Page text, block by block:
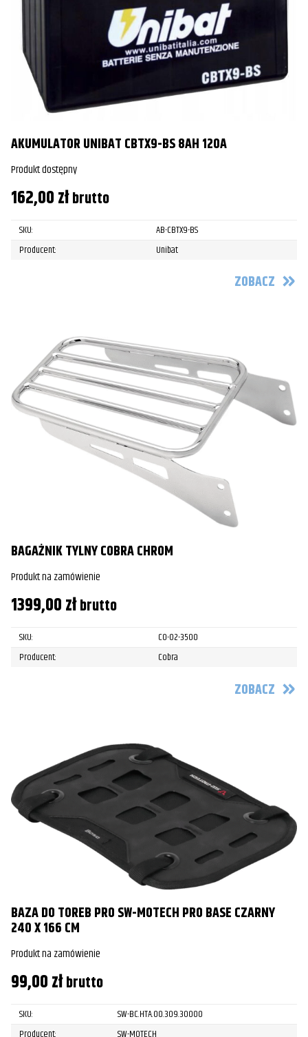
AKUMULATOR UNIBAT CBTX9-BS 8AH 120A
Produkt dostępny
162,00złbrutto
SKU:
AB-CBTX9-BS
Producent:
Unibat
ZOBACZ
BAGAŻNIK TYLNY COBRA CHROM
Produkt na zamówienie
1399,00złbrutto
SKU:
CO-02-3500
Producent:
Cobra
ZOBACZ
BAZA DO TOREB PRO SW-MOTECH PRO BASE CZARNY
240 X 166 CM
Produkt na zamówienie
99,00złbrutto
SKU:
SW-BC.HTA.00.309.30000